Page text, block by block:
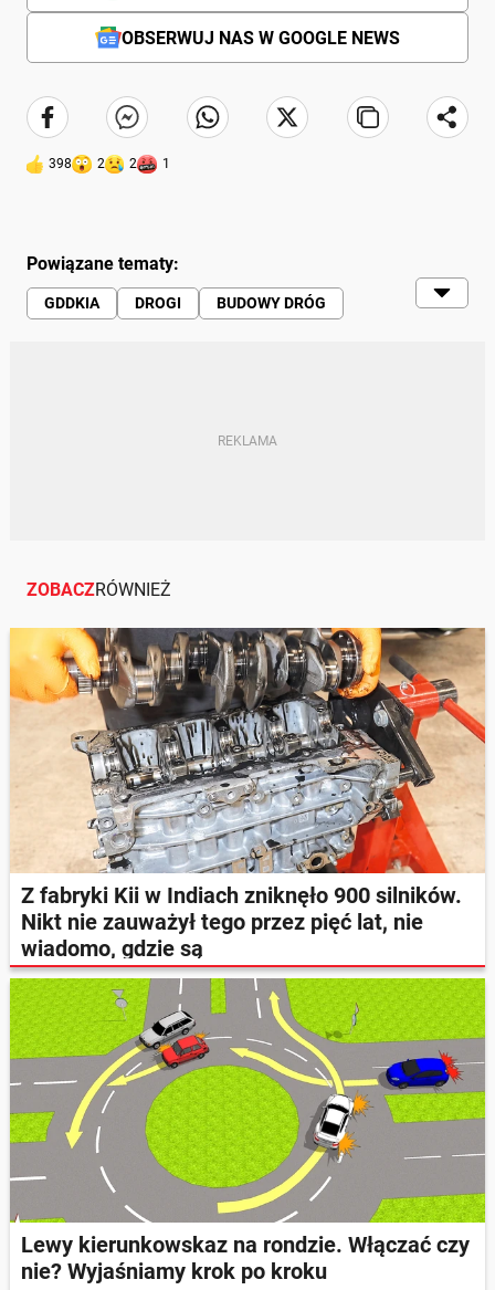
OBSERWUJ NAS W GOOGLE NEWS
398 2 2 1
Powiązane tematy:
GDDKIA DROGI
BUDOWY DRÓG
ZOBACZRÓWNIEŻ
Z fabryki Kii w Indiach zniknęło 900 silników.
Nikt nie zauważył tego przez pięć lat, nie
wiadomo, gdzie są
Lewy kierunkowskaz na rondzie. Włączać czy
nie? Wyjaśniamy krok po kroku